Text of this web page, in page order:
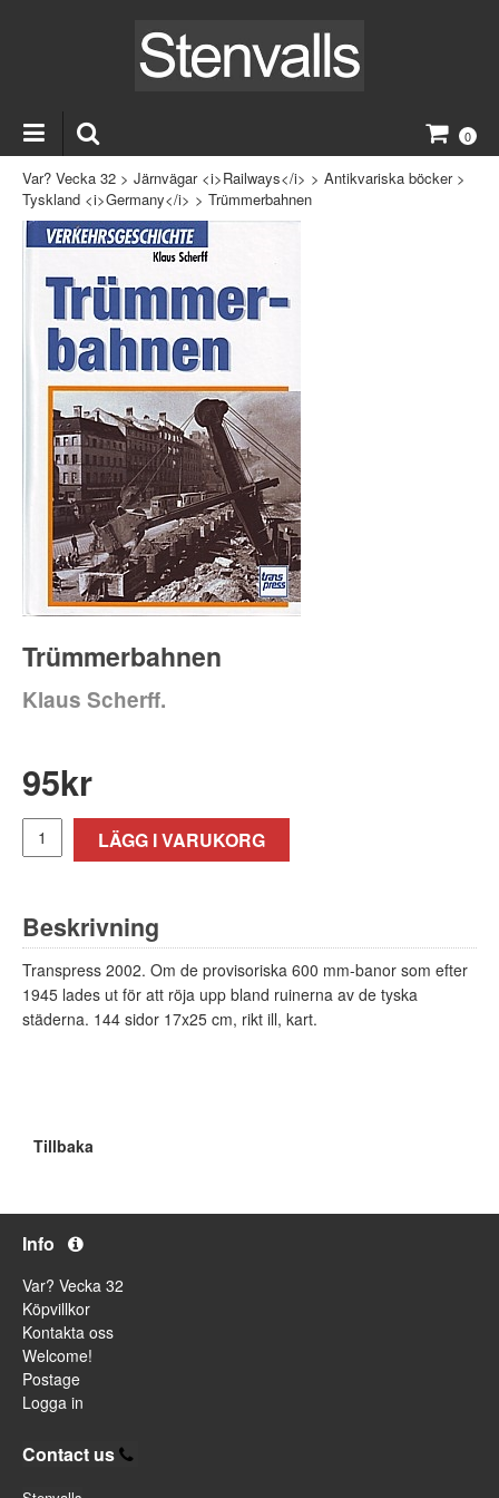
0
Var? Vecka 32 > Järnvägar <i>Railways</i> > Antikvariska böcker>
Tyskland <i>Germany</i> > Trümmerbahnen
Trümmerbahnen
Klaus Scherff.
95kr
LÄGG I VARUKORG
Beskrivning
Transpress 2002. Om de provisoriska 600 mm-banor som efter
1945 lades ut för att röja upp bland ruinerna av de tyska
städerna. 144 sidor 17x25 cm, rikt ill, kart.
Tillbaka
Info
Var? Vecka 32
Köpvillkor
Kontakta oss
Welcome!
Postage
Logga in
Contact us